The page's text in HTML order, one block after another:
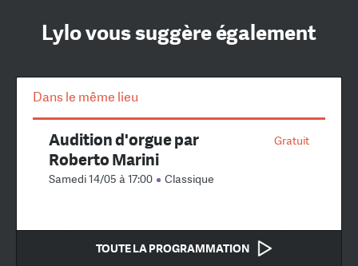
Lylo vous suggère également
Dans le même lieu
Gratuit
Audition d'orgue par
Roberto Marini
Samedi 14/05 à 17:00 Classique
TOUTE LA PROGRAMMATION